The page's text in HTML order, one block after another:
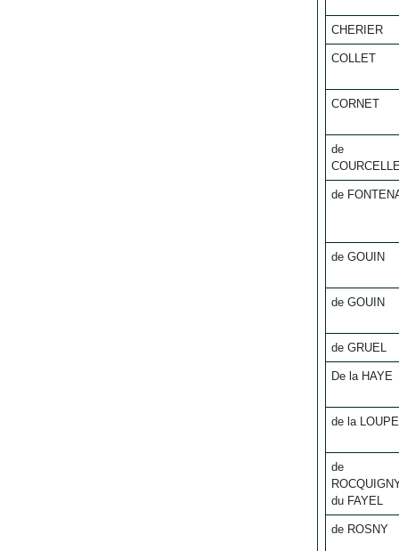
CHERIER
COLLET
CORNET
de
de
de GOUIN
de GOUIN
de GRUEL
De la HAYE
de la LOUPE
de
du FAYEL
de ROSNY